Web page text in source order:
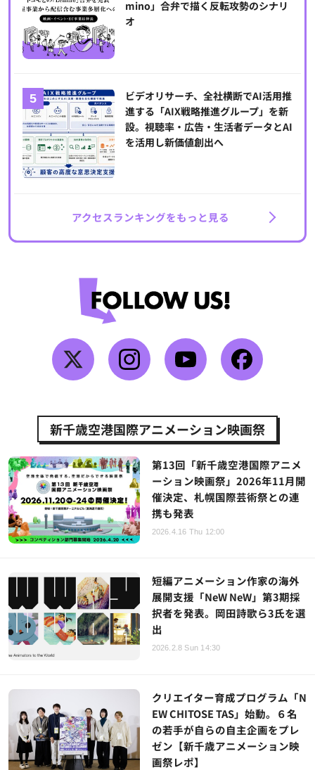
mino」合弁で描く反転攻勢のシナリ
オ
ビデオリサーチ、全社横断でAI活用推
進する「AIX戦略推進グループ」を新
設。視聴率・広告・生活者データとAI
を活用し新価値創出へ
アクセスランキングをもっと見る
新千歳空港国際アニメーション映画祭
第13回「新千歳空港国際アニメ
ーション映画祭」2026年11月開
催決定、札幌国際芸術祭との連
携も発表
2026.4.16 Thu 12:00
短編アニメーション作家の海外
展開支援「NeW NeW」第3期採
択者を発表。岡田詩歌ら3氏を選
出
2026.2.8 Sun 14:30
クリエイター育成プログラム「N
EW CHITOSE TAS」始動。６名
の若手が自らの自主企画をプレ
ゼン【新千歳アニメーション映
画祭レポ】